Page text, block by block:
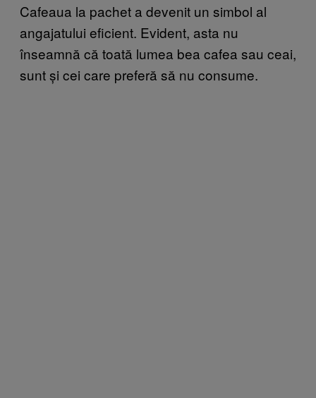
Cafeaua la pachet a devenit un simbol al
angajatului eficient. Evident, asta nu
înseamnă că toată lumea bea cafea sau ceai,
sunt și cei care preferă să nu consume.